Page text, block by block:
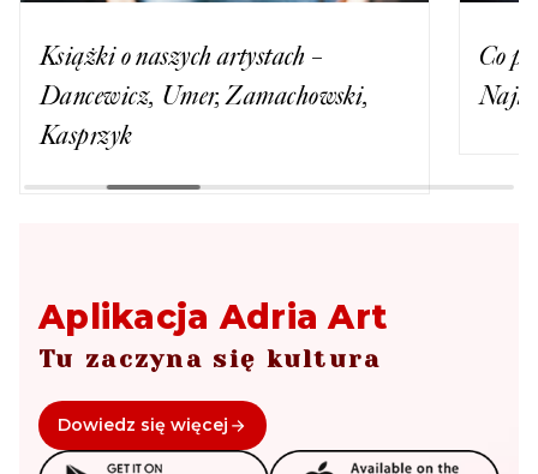
Książki o naszych artystach –
Dancewicz, Umer, Zamachowski,
Kasprzyk
Co
Aplikacja Adria Art
Tu zaczyna się kultura
Dowiedz się więcej